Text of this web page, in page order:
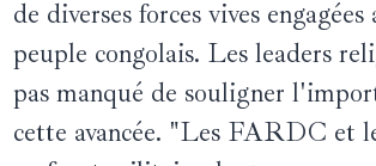
de diverses forces vives
peuple congolais. Les leaders
pas manqué de souligner
cette avancée. "Les FARDC et